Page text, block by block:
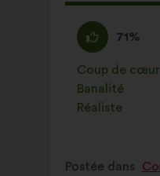
D'accord
:
71%
Cette
proposition
a
été
qualifiée
Coup de cœur
:fois
Banalité
:fois
Réaliste
:fois
Postée dans